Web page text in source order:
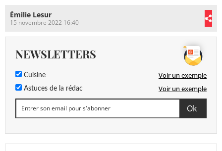
Émilie Lesur
15 novembre 2022 16:40
NEWSLETTERS
Cuisine Voir un exemple
Astuces de la rédac Voir un exemple